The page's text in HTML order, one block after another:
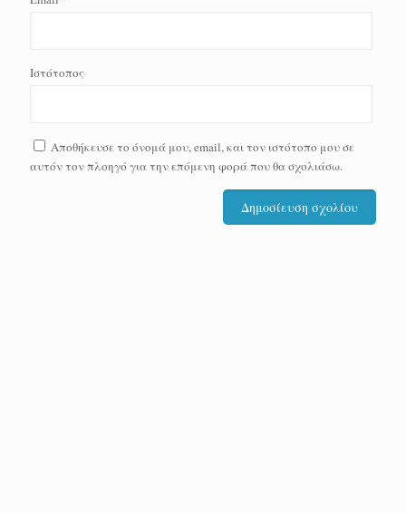
Ιστότοπος
Αποθήκευσε το όνομά μου, email, και τον ιστότοπο μου σε
αυτόν τον πλοηγό για την επόμενη φορά που θα σχολιάσω.